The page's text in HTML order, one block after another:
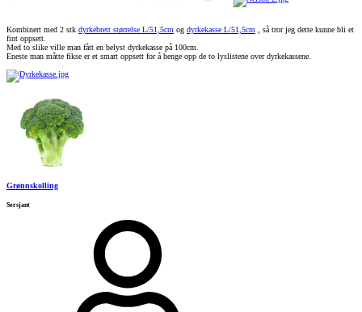
Kombinert med 2 stk dyrkebrett størrelse L/51,5cm og dyrkekasse L/51,5cm , så tror jeg dette kunne bli et
fint oppsett.
Med to slike ville man fått en belyst dyrkekasse på 100cm.
Eneste man måtte fikse er et smart oppsett for å henge opp de to lyslistene over dyrkekassene.
Grønnskolling
Sersjant